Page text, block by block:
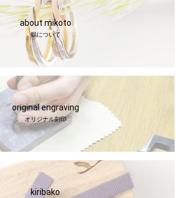
about mikoto
鶴について
original engraving
オリジナル刻印
kiribako